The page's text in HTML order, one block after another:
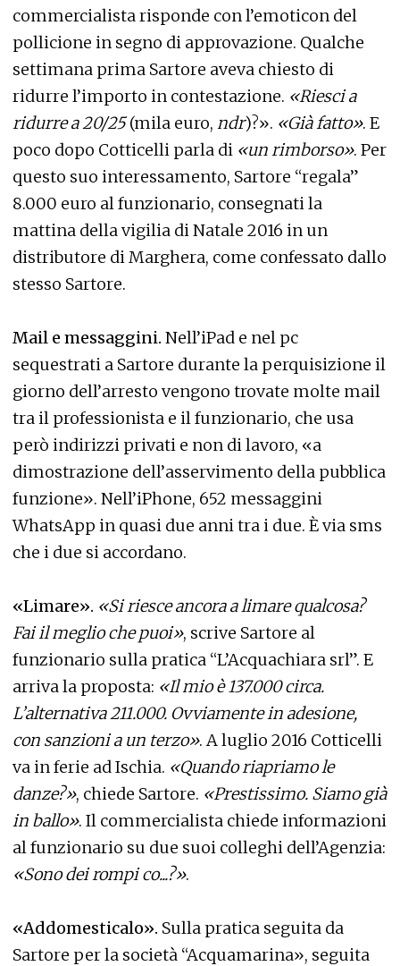
commercialista risponde con l’emoticon del
pollicione in segno di approvazione. Qualche
settimana prima Sartore aveva chiesto di
ridurre l’importo in contestazione. «Riesci a
ridurre a 20/25(mila euro, ndr)?». «Già fatto». E
poco dopo Cotticelli parla di «un rimborso». Per
questo suo interessamento, Sartore “regala”
8.000 euro al funzionario, consegnati la
mattina della vigilia di Natale 2016 in un
distributore di Marghera, come confessato dallo
stesso Sartore.
Mail e messaggini. Nell’iPad e nel pc
sequestrati a Sartore durante la perquisizione il
giorno dell’arresto vengono trovate molte mail
tra il professionista e il funzionario, che usa
però indirizzi privati e non di lavoro, «a
dimostrazione dell’asservimento della pubblica
funzione». Nell’iPhone, 652 messaggini
WhatsApp in quasi due anni tra i due. È via sms
che i due si accordano.
«Limare». «Si riesce ancora a limare qualcosa?
Fai il meglio che puoi», scrive Sartore al
funzionario sulla pratica “L’Acquachiara srl”. E
arriva la proposta: «Il mio è 137.000 circa.
L’alternativa 211.000. Ovviamente in adesione,
con sanzioni a un terzo». A luglio 2016 Cotticelli
va in ferie ad Ischia. «Quando riapriamo le
danze?», chiede Sartore. «Prestissimo. Siamo già
in ballo». Il commercialista chiede informazioni
al funzionario su due suoi colleghi dell’Agenzia:
«Sono dei rompi co...?».
«Addomesticalo». Sulla pratica seguita da
Sartore per la società “Acquamarina», seguita